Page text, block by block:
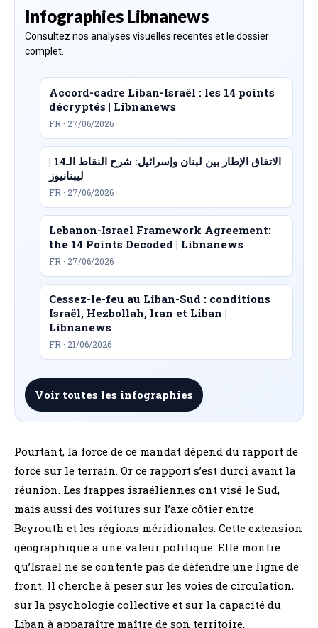
Infographies Libnanews
Consultez nos analyses visuelles recentes et le dossier
complet.
Accord-cadre Liban-Israël : les 14 points
décryptés | Libnanews
FR · 27/06/2026
الاتفاق الإطار بين لبنان وإسرائيل: شرح النقاط الـ14 |
ليبنانيوز
FR · 27/06/2026
Lebanon-Israel Framework Agreement:
the 14 Points Decoded | Libnanews
FR · 27/06/2026
Cessez-le-feu au Liban-Sud : conditions
Israël, Hezbollah, Iran et Liban |
Libnanews
FR · 21/06/2026
Voir toutes les infographies
Pourtant, la force de ce mandat dépend du rapport de
force sur le terrain. Or ce rapport s’est durci avant la
réunion. Les frappes israéliennes ont visé le Sud,
mais aussi des voitures sur l’axe côtier entre
Beyrouth et les régions méridionales. Cette extension
géographique a une valeur politique. Elle montre
qu’Israël ne se contente pas de défendre une ligne de
front. Il cherche à peser sur les voies de circulation,
sur la psychologie collective et sur la capacité du
Liban à apparaître maître de son territoire.